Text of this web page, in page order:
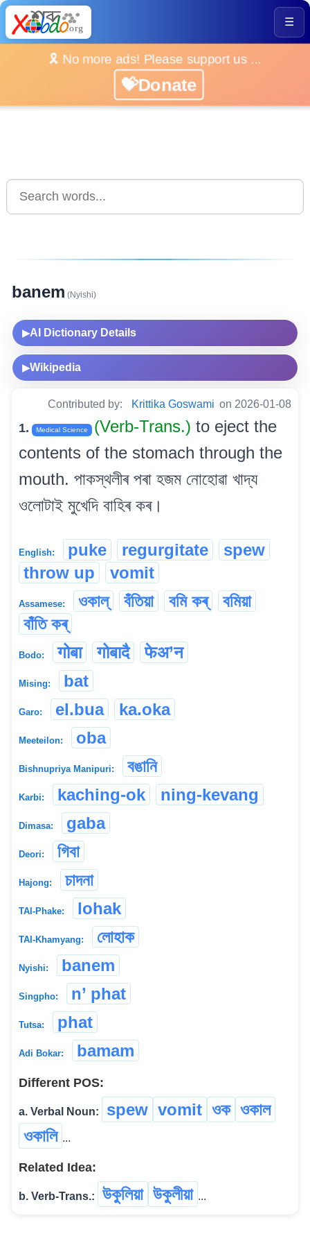
☰
🎗️ No more ads! Please support us ...
💝Donate
banem (Nyishi)
▶AI Dictionary Details
▶Wikipedia
Contributed by: Krittika Goswami on 2026-01-08
1. Medical Science (Verb-Trans.) to eject the
contents of the stomach through the
mouth. পাকস্থলীৰ পৰা হজম নোহোৱা খাদ্য
ওলোটাই মুখেদি বাহিৰ কৰ।
English: puke regurgitate
spew
throw up
vomit
Assamese: ওকাল্‌ বঁতিয়া বমি কৰ্
বমিয়া
বাঁতি কৰ্
Bodo: गोबा गोबादै फेअ’न
Mising: bat
Garo: el.bua ka.oka
Meeteilon: oba
Bishnupriya Manipuri: বঙানি
Karbi: kaching-ok ning-kevang
Dimasa: gaba
Deori: গিবা
Hajong: চাদনা
TAI-Phake: lohak
TAI-Khamyang: লোহাক
Nyishi: banem
Singpho: n’ phat
Tutsa: phat
Adi Bokar: bamam
Different POS:
a. Verbal Noun: spew vomit ওক ওকাল
ওকালি ...
Related Idea:
b. Verb-Trans.: উকুলিয়া উকুলীয়া ...